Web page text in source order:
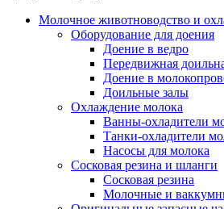
Молочное животноводство и
Оборудование для доения
Доение в ведро
Передвижная
Доение в
Доильные залы
Охлаждение молока
Ванны-охладители
Танки-охладители
Насосы для молока
Сосковая резина и шланги
Сосковая резина
Молочные и